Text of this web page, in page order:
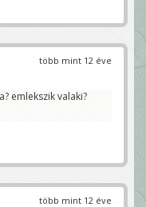
több mint 12 éve
emlekszik valaki?
több mint 12 éve